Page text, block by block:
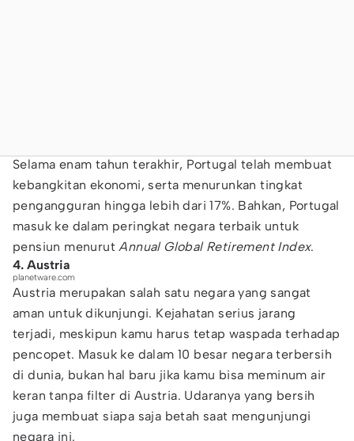
Selama enam tahun terakhir, Portugal telah membuat
kebangkitan ekonomi, serta menurunkan tingkat
pengangguran hingga lebih dari 17%. Bahkan, Portugal
masuk ke dalam peringkat negara terbaik untuk
pensiun menurut Annual Global Retirement Index.
4. Austria
planetware.com
Austria merupakan salah satu negara yang sangat
aman untuk dikunjungi. Kejahatan serius jarang
terjadi, meskipun kamu harus tetap waspada terhadap
pencopet. Masuk ke dalam 10 besar negara terbersih
di dunia, bukan hal baru jika kamu bisa meminum air
keran tanpa filter di Austria. Udaranya yang bersih
juga membuat siapa saja betah saat mengunjungi
negara ini.